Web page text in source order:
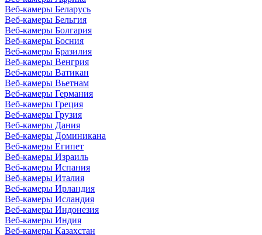
Веб-камеры Беларусь
Веб-камеры Бельгия
Веб-камеры Болгария
Веб-камеры Босния
Веб-камеры Бразилия
Веб-камеры Венгрия
Веб-камеры Ватикан
Веб-камеры Вьетнам
Веб-камеры Германия
Веб-камеры Греция
Веб-камеры Грузия
Веб-камеры Дания
Веб-камеры Доминикана
Веб-камеры Египет
Веб-камеры Израиль
Веб-камеры Испания
Веб-камеры Италия
Веб-камеры Ирландия
Веб-камеры Исландия
Веб-камеры Индонезия
Веб-камеры Индия
Веб-камеры Казахстан